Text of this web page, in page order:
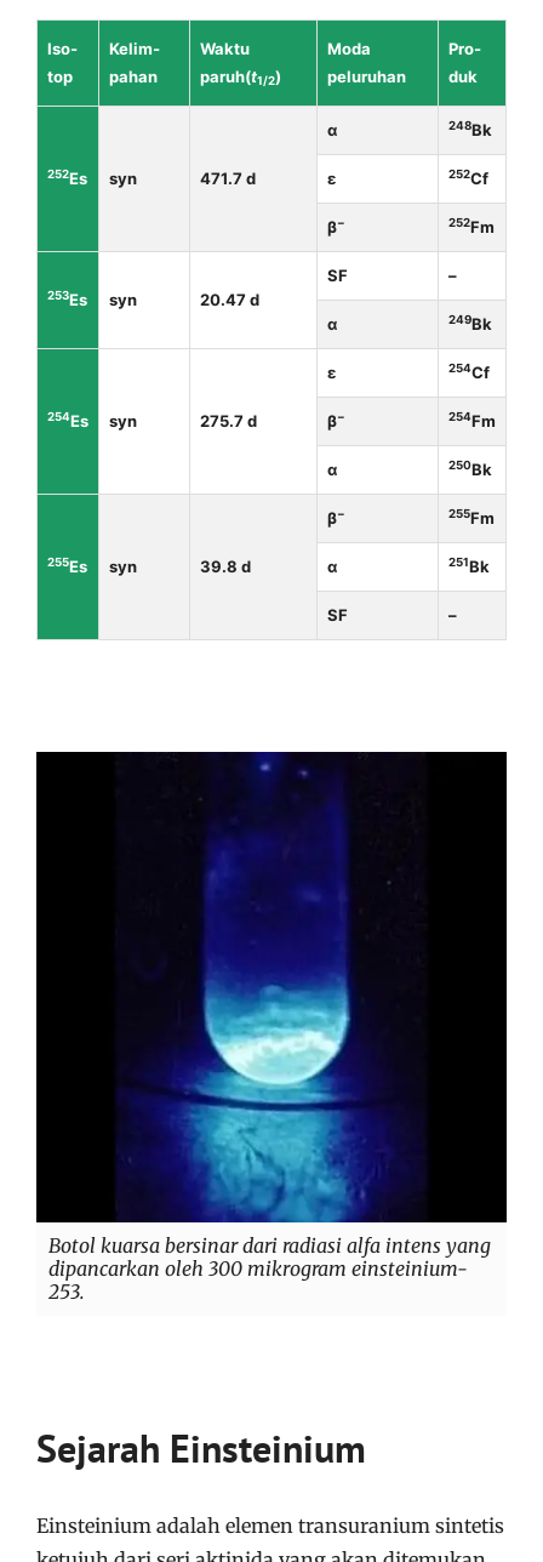
Iso­
top
Kelim­
pahan
Waktu
paruh(t1/2)
Moda
peluruhan
Pro­
duk
252Es syn 471.7 d
α 248Bk
ε 252Cf
β− 252Fm
253Es syn 20.47 d
SF –
α 249Bk
254Es syn 275.7 d
ε 254Cf
β− 254Fm
α 250Bk
255Es syn 39.8 d
β− 255Fm
α 251Bk
SF –
Botol kuarsa bersinar dari radiasi alfa intens yang
dipancarkan oleh 300 mikrogram einsteinium-
253.
Sejarah Einsteinium
Einsteinium adalah elemen transuranium sintetis